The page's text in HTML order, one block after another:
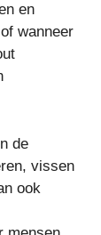
en
wanneer
de
vissen
ook